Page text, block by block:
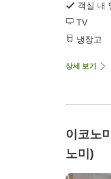
객실 내
TV
냉장고
상세 보기
이코노
노미)